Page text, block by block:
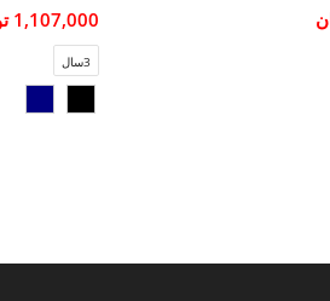
1,107,000 تومان
3سال